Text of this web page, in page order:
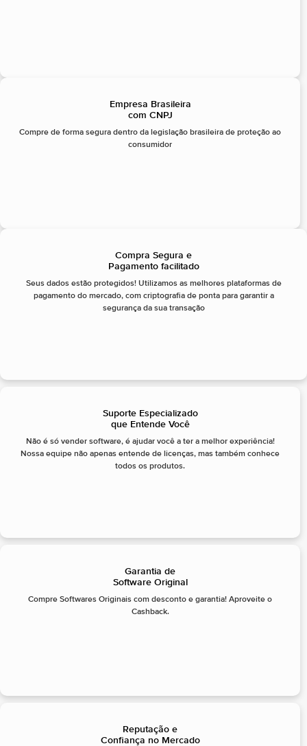
Empresa Brasileira
com CNPJ
Compre de forma segura dentro da legislação brasileira de proteção ao
consumidor
Compra Segura e
Pagamento facilitado
Seus dados estão protegidos! Utilizamos as melhores plataformas de
pagamento do mercado, com criptografia de ponta para garantir a
segurança da sua transação
Suporte Especializado
que Entende Você
Não é só vender software, é ajudar você a ter a melhor experiência!
Nossa equipe não apenas entende de licenças, mas também conhece
todos os produtos.
Garantia de
Software Original
Compre Softwares Originais com desconto e garantia! Aproveite o
Cashback.
Reputação e
Confiança no Mercado